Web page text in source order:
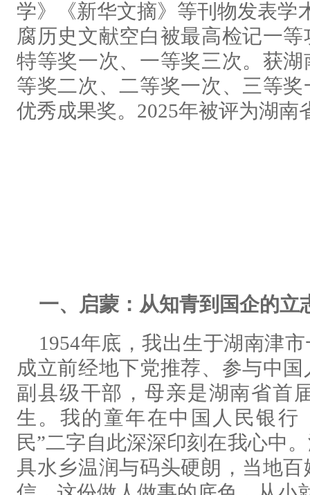
学》《新华文摘》等刊物发表学
腐历史文献空白被最高检记一
特等奖一次、一等奖三次。获
等奖二次、二等奖一次、三等
优秀成果奖。2025年被评为湖南
一、启蒙： 从知青到国企的立
1954年底，我出生于湖南津
成立前经地下党推荐、参与中
副县级干部，母亲是湖南省首
生。我的童年在中国人民银行
民”二字自此深深印刻在我心中
具水乡温润与码头硬朗，当地